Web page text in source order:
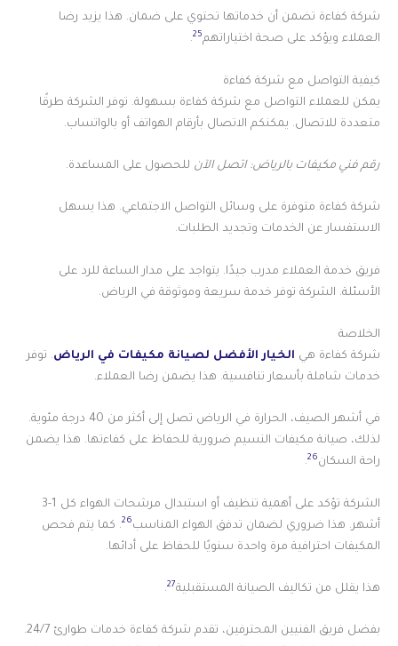
شركة كفاءة تضمن أن خدماتها تحتوي على ضمان. هذا يزيد رضا
العملاء ويؤكد على صحة اختياراتهم25
.
كيفية التواصل مع شركة كفاءة
يمكن للعملاء التواصل مع شركة كفاءة بسهولة. توفر الشركة طرقًا
متعددة للاتصال. يمكنكم الاتصال بأرقام الهواتف أو بالواتساب.
رقم فني مكيفات بالرياض: اتصل الآن للحصول على المساعدة.
شركة كفاءة متوفرة على وسائل التواصل الاجتماعي. هذا يسهل
الاستفسار عن الخدمات وتجديد الطلبات.
فريق خدمة العملاء مدرب جيدًا. يتواجد على مدار الساعة للرد على
الأسئلة. الشركة توفر خدمة سريعة وموثوقة في الرياض.
الخلاصة
شركة كفاءة هي الخيار الأفضل لصيانة مكيفات في الرياض. توفر
خدمات شاملة بأسعار تنافسية. هذا يضمن رضا العملاء.
في أشهر الصيف، الحرارة في الرياض تصل إلى أكثر من 40 درجة مئوية.
لذلك، صيانة مكيفات النسيم ضرورية للحفاظ على كفاءتها. هذا يضمن
راحة السكان26
.
الشركة تؤكد على أهمية تنظيف أو استبدال مرشحات الهواء كل 1-3
أشهر. هذا ضروري لضمان تدفق الهواء المناسب26. كما يتم فحص
المكيفات احترافية مرة واحدة سنويًا للحفاظ على أدائها.
هذا يقلل من تكاليف الصيانة المستقبلية27
.
بفضل فريق الفنيين المحترفين، تقدم شركة كفاءة خدمات طوارئ 24/7.